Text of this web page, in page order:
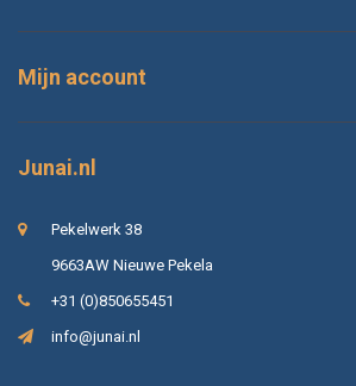
Mijn account
Junai.nl
Pekelwerk 38
9663AW Nieuwe Pekela
+31 (0)850655451
info@junai.nl